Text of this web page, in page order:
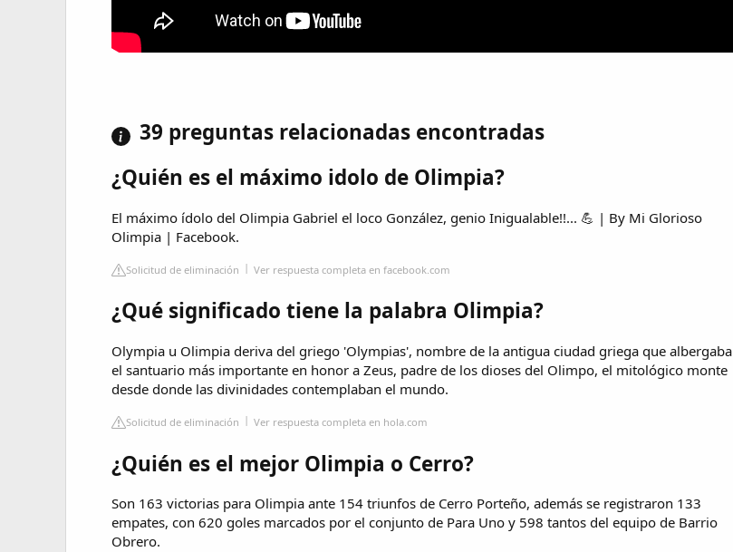
39 preguntas relacionadas encontradas
¿Quién es el máximo idolo de Olimpia?
El máximo ídolo del Olimpia Gabriel el loco González, genio Inigualable!!... 💪 | By Mi Glorioso
Olimpia | Facebook.
Solicitud de eliminación Ver respuesta completa en facebook.com
¿Qué significado tiene la palabra Olimpia?
Olympia u Olimpia deriva del griego 'Olympias', nombre de la antigua ciudad griega que albergaba
el santuario más importante en honor a Zeus, padre de los dioses del Olimpo, el mitológico monte
desde donde las divinidades contemplaban el mundo.
Solicitud de eliminación Ver respuesta completa en hola.com
¿Quién es el mejor Olimpia o Cerro?
Son 163 victorias para Olimpia ante 154 triunfos de Cerro Porteño, además se registraron 133
empates, con 620 goles marcados por el conjunto de Para Uno y 598 tantos del equipo de Barrio
Obrero.